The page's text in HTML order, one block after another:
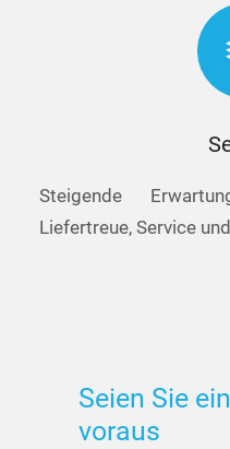
Steigende
Liefertreue, Service
Seien Sie
voraus